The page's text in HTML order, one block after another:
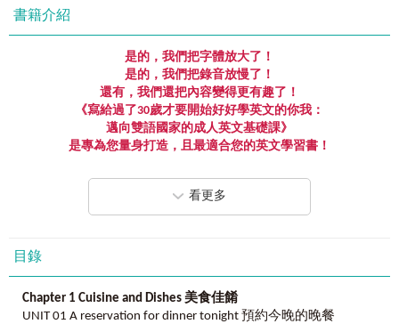
書籍介紹
是的，我們把字體放大了！
是的，我們把錄音放慢了！
還有，我們還把內容變得更有趣了！
《寫給過了30歲才要開始好好學英文的你我：
邁向雙語國家的成人英文基礎課》
是專為您量身打造，且最適合您的英文學習書！
正適合這樣的你：
雙語國家X增加競爭力！
想要利用時間充實自己能力的你：
活漸入佳境，30歲正是學好英文的好時機！
不論是升職還是加薪，第二外語能夠變成另一種捷徑！不用
擔心基礎不好、學得慢，因為本書就是要幫你打好、打穩英
看更多
目錄
Chapter 1 Cuisine and Dishes 美食佳餚
UNIT 01 A reservation for dinner tonight 預約今晚的晚餐